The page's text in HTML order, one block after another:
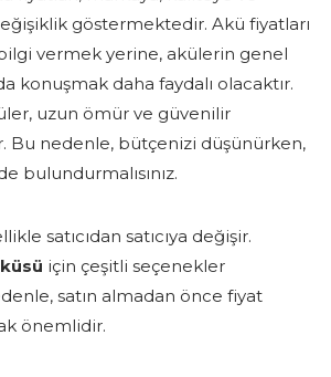
göstermektedir. Akü fiyatları
vermek yerine, akülerin genel
konuşmak daha faydalı olacaktır.
uzun ömür ve güvenilir
Bu nedenle, bütçenizi düşünürken,
bulundurmalısınız.
satıcıdan satıcıya değişir.
için çeşitli seçenekler
satın almadan önce fiyat
önemlidir.